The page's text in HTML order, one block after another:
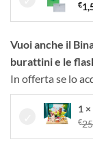
€
Vuoi anche il
burattini e le
In offerta se lo
1
€